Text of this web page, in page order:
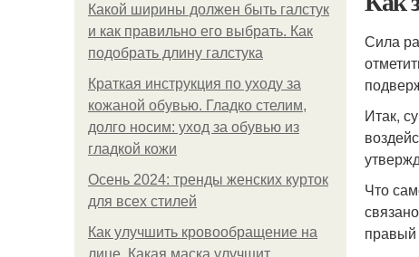
Какой ширины должен быть галстук
и как правильно его выбрать. Как
подобрать длину галстука
Краткая инструкция по уходу за
кожаной обувью. Гладко стелим,
долго носим: уход за обувью из
гладкой кожи
Осень 2024: тренды женских курток
для всех стилей
Как улучшить кровообращение на
лице. Какая маска улучшит
Сила
Итак,
Что
правый